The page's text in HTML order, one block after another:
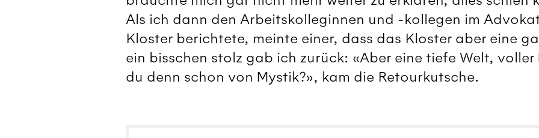
Als ich dann den Arbeitskolleginnen und -kollegen im
Kloster berichtete, meinte einer, dass das Kloster aber eine
ein bisschen stolz gab ich zurück: «Aber eine tiefe Welt, voller
du denn schon von Mystik?», kam die Retourkutsche.